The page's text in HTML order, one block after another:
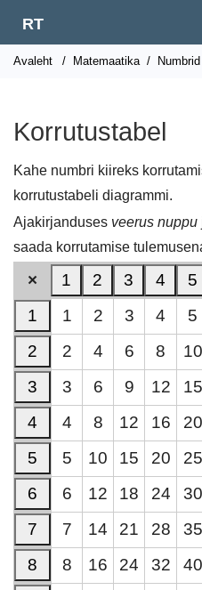
RT
Avaleht / Matemaatika / Numbrid
Korrutustabel
Kahe numbri kiireks
korrutustabeli diagrammi.
Ajakirjanduses veerus nuppu
saada korrutamise
× 1 2 3 4 5
1
1 2 3 4 5
2
2 4 6 8 10
3
3 6 9 12 15
4
4 8 12 16 20
5
5 10 15 20 25
6
6 12 18 24 30
7
7 14 21 28 35
8
8 16 24 32 40